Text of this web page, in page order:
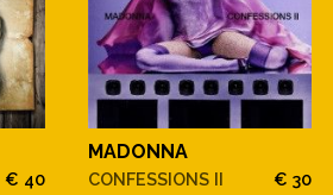
€ 40
MADONNA
CONFESSIONS II € 30